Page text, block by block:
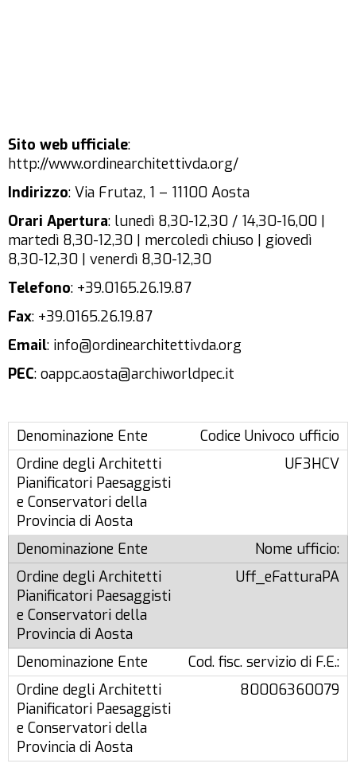
Sito web ufficiale:
http://www.ordinearchitettivda.org/
Indirizzo: Via Frutaz, 1 – 11100 Aosta
Orari Apertura: lunedì 8,30-12,30 / 14,30-16,00 |
martedì 8,30-12,30 | mercoledì chiuso | giovedì
8,30-12,30 | venerdì 8,30-12,30
Telefono: +39.0165.26.19.87
Fax: +39.0165.26.19.87
Email: info@ordinearchitettivda.org
PEC: oappc.aosta@archiworldpec.it
Codice Univoco ufficio
UF3HCV
Nome ufficio:
Uff_eFatturaPA
Cod. fisc. servizio di F.E.:
80006360079